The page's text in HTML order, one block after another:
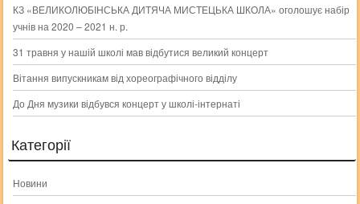
КЗ «ВЕЛИКОЛЮБІНСЬКА ДИТЯЧА МИСТЕЦЬКА ШКОЛА» оголошує набір
учнів на 2020 – 2021 н. р.
31 травня у нашій школі мав відбутися великий концерт
Вітання випускникам від хореографічного відділу
До Дня музики відбувся концерт у школі-інтернаті
Категорії
Новини